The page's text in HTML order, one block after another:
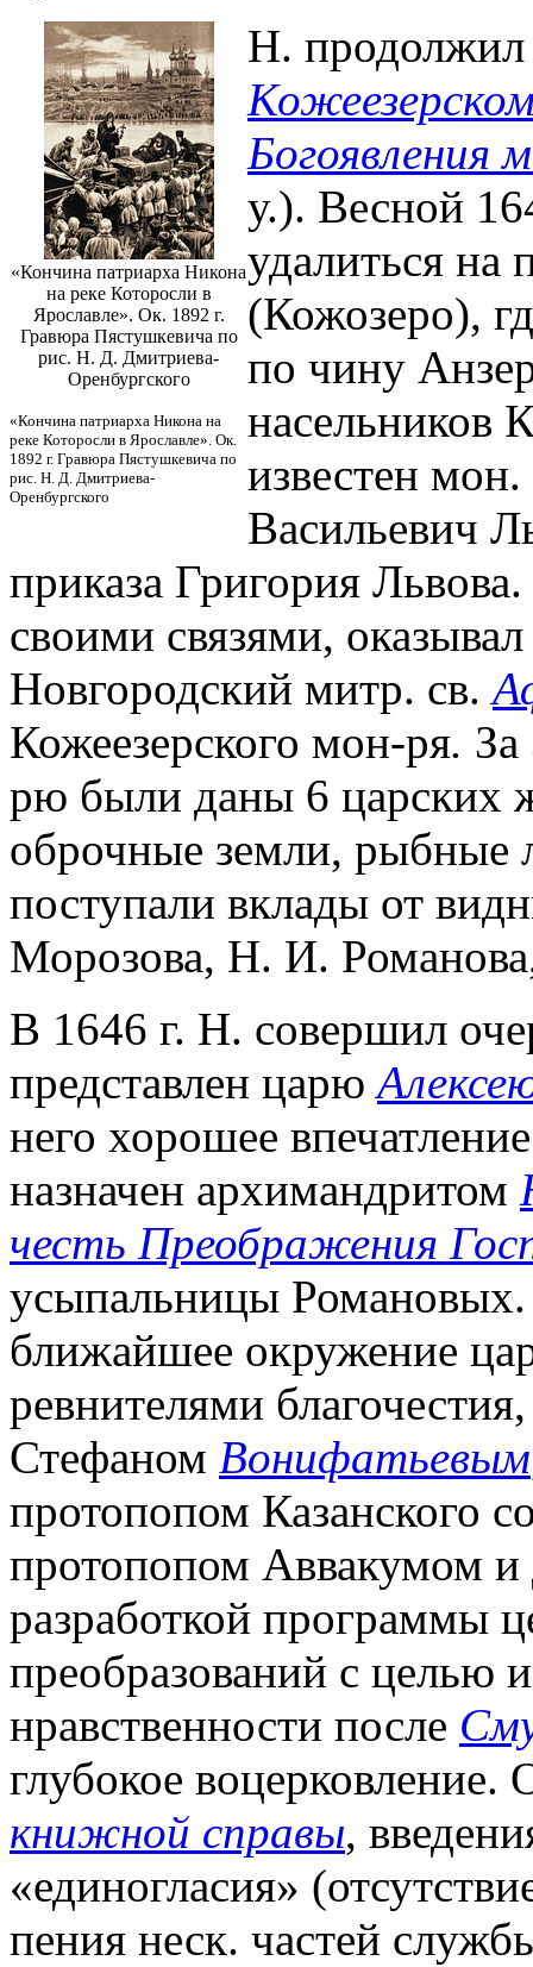
«Кончина патриарха Никона
на реке Которосли в
Ярославле». Ок. 1892 г.
Гравюра Пястушкевича по
рис. Н. Д. Дмитриева-
Оренбургского
«Кончина патриарха Никона на
реке Которосли в Ярославле». Ок.
1892 г. Гравюра Пястушкевича по
рис. Н. Д. Дмитриева-
Оренбургского
Н.
Богоявления
у.). Весной
удалиться на
(Кожозеро),
по чину
насельников
известен
Васильевич
приказа Григория
своими связями,
Новгородский митр. св.
Кожеезерского мон-ря. За
рю были даны 6 царских
оброчные земли, рыбные
поступали вклады от
Морозова, Н. И.
В 1646 г. Н. совершил
представлен царю
него хорошее
назначен архимандритом
честь Преображения
усыпальницы Романовых.
ближайшее окружение
ревнителями
Стефаном Вонифатьевым
протопопом Казанского
протопопом Аввакумом
разработкой программы
преобразований с целью
нравственности после
глубокое
книжной справы,
«единогласия»
пения неск. частей